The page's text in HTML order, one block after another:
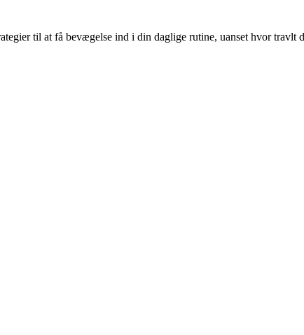
til at få bevægelse ind i din daglige rutine, uanset hvor travlt